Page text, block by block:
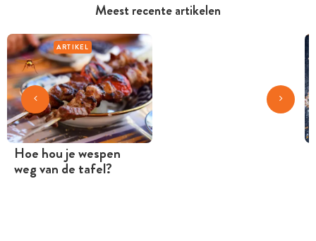
Meest recente artikelen
ARTIKEL
Hoe hou je wespen
weg van de tafel?